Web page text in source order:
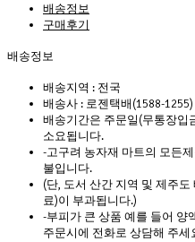
배송정보
구매후기
배송정보
배송지역 : 전국
배송사 : 로젠택배(1588-1255)
배송기간은 주문일(무통장입
소요됩니다.
-고구려 농자재 마트의 모든
불입니다.
(단, 도서 산간 지역 및 제주
료)이 부과됩니다.)
-부피가 큰 상품 예를 들어 양
주문시에 전화로 상담해 주세